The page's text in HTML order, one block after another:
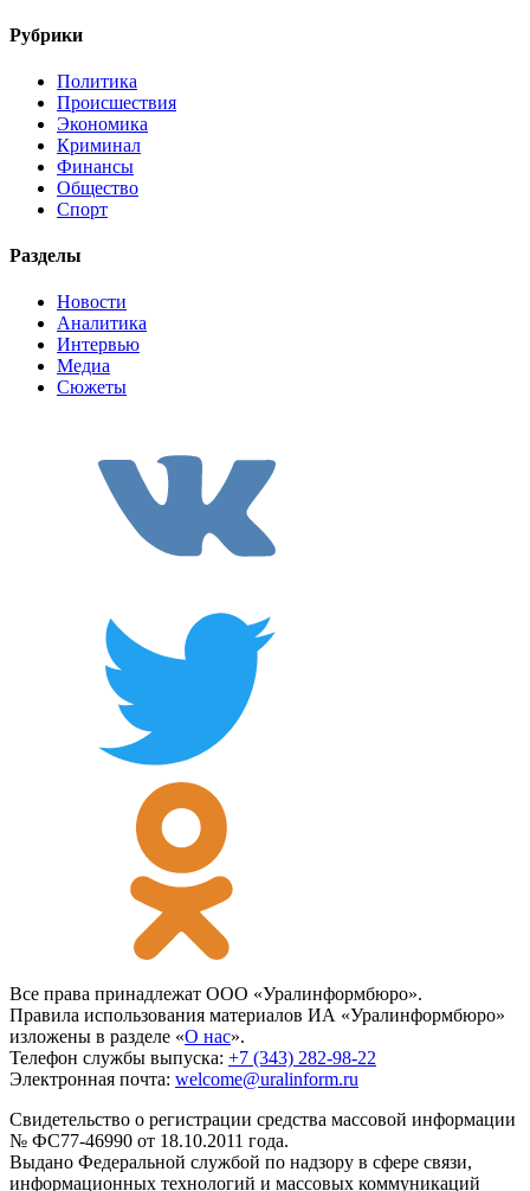
Рубрики
Политика
Происшествия
Экономика
Криминал
Финансы
Общество
Спорт
Разделы
Новости
Аналитика
Интервью
Медиа
Сюжеты
Все права принадлежат ООО «Уралинформбюро».
Правила использования материалов ИА «Уралинформбюро»
изложены в разделе «О нас».
Телефон службы выпуска: +7 (343) 282-98-22
Электронная почта: welcome@uralinform.ru
Свидетельство о регистрации средства массовой информации
№ ФС77-46990 от 18.10.2011 года.
Выдано Федеральной службой по надзору в сфере связи,
информационных технологий и массовых коммуникаций